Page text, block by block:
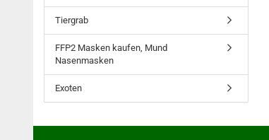
Tiergrab
FFP2 Masken kaufen, Mund
Nasenmasken
Exoten